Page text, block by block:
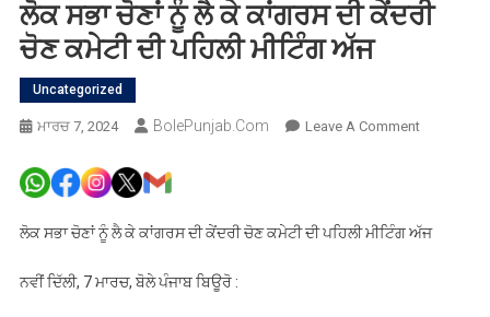
ਲੋਕ ਸਭਾ ਚੋਣਾਂ ਨੂੰ ਲੈ ਕੇ ਕਾਂਗਰਸ ਦੀ ਕੇਂਦਰੀ
ਚੋਣ ਕਮੇਟੀ ਦੀ ਪਹਿਲੀ ਮੀਟਿੰਗ ਅੱਜ
Uncategorized
ਮਾਰਚ 7, 2024 BolePunjab.com Leave A CommentOn
ਨੂੰ
ਲੋਕ ਸਭਾ ਚੋਣਾਂ ਨੂੰ ਲੈ ਕੇ ਕਾਂਗਰਸ ਦੀ ਕੇਂਦਰੀ ਚੋਣ ਕਮੇਟੀ ਦੀ ਪਹਿਲੀ ਮੀਟਿੰਗ ਅੱਜ
ਨਵੀਂ ਦਿੱਲੀ, 7 ਮਾਰਚ, ਬੋਲੇ ਪੰਜਾਬ ਬਿਊਰੋ :